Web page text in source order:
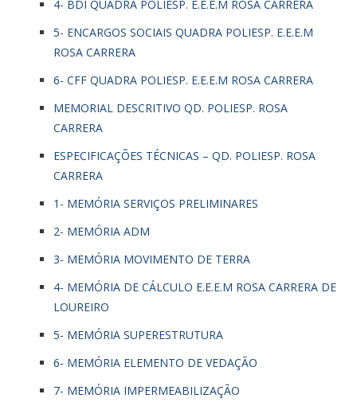
4- BDI QUADRA POLIESP. E.E.E.M ROSA CARRERA
5- ENCARGOS SOCIAIS QUADRA POLIESP. E.E.E.M
ROSA CARRERA
6- CFF QUADRA POLIESP. E.E.E.M ROSA CARRERA
MEMORIAL DESCRITIVO QD. POLIESP. ROSA
CARRERA
ESPECIFICAÇÕES TÉCNICAS – QD. POLIESP. ROSA
CARRERA
1- MEMÓRIA SERVIÇOS PRELIMINARES
2- MEMÓRIA ADM
3- MEMÓRIA MOVIMENTO DE TERRA
4- MEMÓRIA DE CÁLCULO E.E.E.M ROSA CARRERA DE
LOUREIRO
5- MEMÓRIA SUPERESTRUTURA
6- MEMÓRIA ELEMENTO DE VEDAÇÃO
7- MEMÓRIA IMPERMEABILIZAÇÃO